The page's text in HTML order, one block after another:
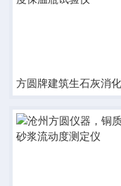
方圆牌建筑生石灰消